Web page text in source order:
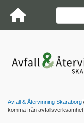
Avfall & Återvinning Skaraborg
komma från avfallsverksamhet